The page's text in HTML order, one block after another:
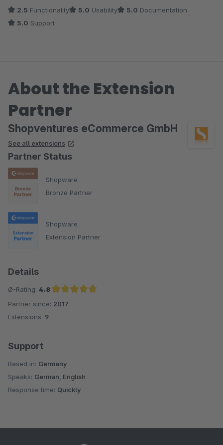
2.5 Functionality 5.0 Usability 5.0 Documentation
5.0 Support
About the Extension
Partner
Shopventures eCommerce GmbH
See all extensions
Partner Status
Shopware
Bronze Partner
Shopware
Extension Partner
Details
Ø-Rating: 4.8
Average rating of 4.8 out of 5 stars
Partner since: 2017
Extensions: 9
Support
Based in: Germany
Speaks: German, English
Response time: Quickly